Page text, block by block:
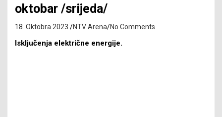
oktobar /srijeda/
18. Oktobra 2023. NTV Arena No Comments
Isključenja električne energije.